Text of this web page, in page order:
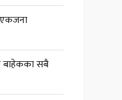
एकजना
सबै